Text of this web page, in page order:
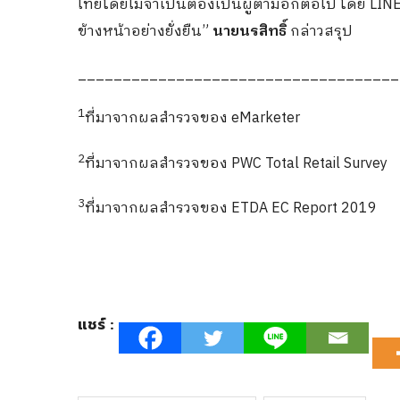
ไทยโดยไม่จำเป็นต้องเป็นผู้ตามอีกต่อไป โดย
ข้างหน้าอย่างยั่งยืน” นายนรสิทธิ์กล่าวสรุป
1ที่มาจากผลสำรวจของ eMarketer
2ที่มาจากผลสำรวจของ PWC Total Retail Survey
3ที่มาจากผลสำรวจของ ETDA EC Report 2019
แชร์ :